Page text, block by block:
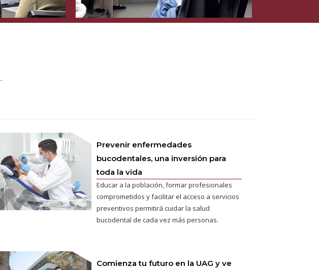
Prevenir enfermedades
bucodentales, una inversión para
toda la vida
Educar a la población, formar profesionales
comprometidos y facilitar el acceso a servicios
preventivos permitirá cuidar la salud
bucodental de cada vez más personas.
Comienza tu futuro en la UAG y ve